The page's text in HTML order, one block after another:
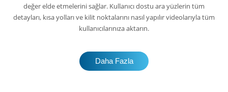
değer elde etmelerini sağlar. Kullanıcı dostu ara yüzlerin tüm
detayları, kısa yolları ve kilit noktalarını nasıl yapılır videolarıyla tüm
kullanıcılarınıza aktarın.
Daha Fazla